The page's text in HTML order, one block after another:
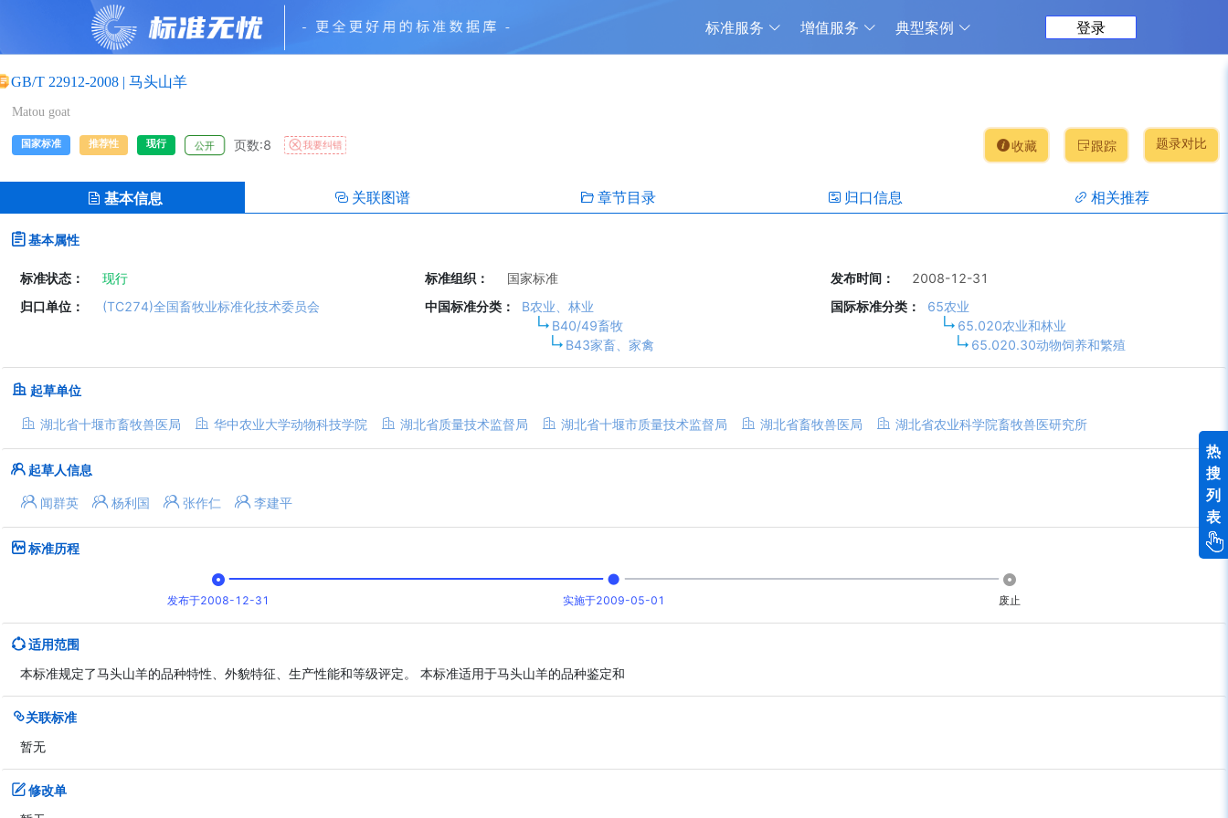
标准服务 增值服务 典型案例 登录
GB/T 22912-2008 | 马头山羊
Matou goat
国家标准 推荐性 现行 公开 页数:8 我要纠错 收藏 跟踪 题录对比
基本信息 关联图谱 章节目录 归口信息 相关推荐
基本属性
标准状态： 现行 标准组织： 国家标准 发布时间：
2008-12-31
归口单位：
(TC274)全国畜牧业标准化技术委员会 中国标准分类：
B农业、林业
B40/49畜牧
B43家畜、家禽
国际标准分类：
65农业
65.020农业和林业
65.020.30动物饲养和繁殖
起草单位
湖北省十堰市畜牧兽医局 华中农业大学动物科技学院 湖北省质量技术监督局 湖北省十堰市质量技术监督局 湖北省畜牧兽医局 湖北省农业科学院畜牧兽医研究所
起草人信息
闻群英 杨利国 张作仁 李建平
标准历程
发布于2008-12-31 实施于2009-05-01 废止
适用范围
本标准规定了马头山羊的品种特性、外貌特征、生产性能和等级评定。 本标准适用于马头山羊的品种鉴定和
关联标准
暂无
修改单
热
搜
列
表